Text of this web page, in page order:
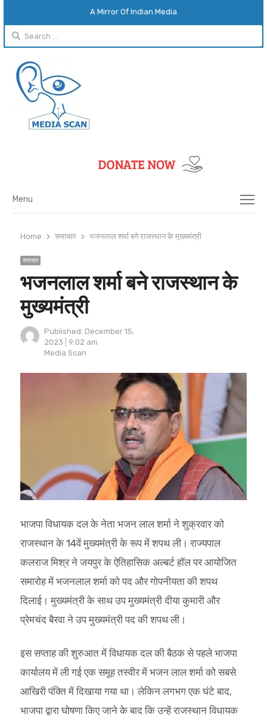
A Mirror Of Indian Media
Search
for:
Menu
Menu
Home समाचार भजनलाल शर्मा बने राजस्थान के मुख्यमंत्री
समाचार
भजनलाल शर्मा बने राजस्थान के
मुख्यमंत्री
Published: December 15,
2023
9:02 am
Author
Media Scan
भाजपा विधायक दल के नेता भजन लाल शर्मा ने शुक्रवार को
राजस्थान के 14वें मुख्यमंत्री के रूप में शपथ ली। राज्यपाल
कलराज मिश्र ने जयपुर के ऐतिहासिक अल्बर्ट हॉल पर आयोजित
समारोह में भजनलाल शर्मा को पद और गोपनीयता की शपथ
दिलाई। मुख्यमंत्री के साथ उप मुख्यमंत्री दीया कुमारी और
प्रेमचंद बैरवा ने उप मुख्यमंत्री पद की शपथ ली।
इस सप्ताह की शुरुआत में विधायक दल की बैठक से पहले भाजपा
कार्यालय में ली गई एक समूह तस्वीर में भजन लाल शर्मा को सबसे
आखिरी पंक्ति में दिखाया गया था। लेकिन लगभग एक घंटे बाद,
भाजपा द्वारा घोषणा किए जाने के बाद कि उन्हें राजस्थान विधायक